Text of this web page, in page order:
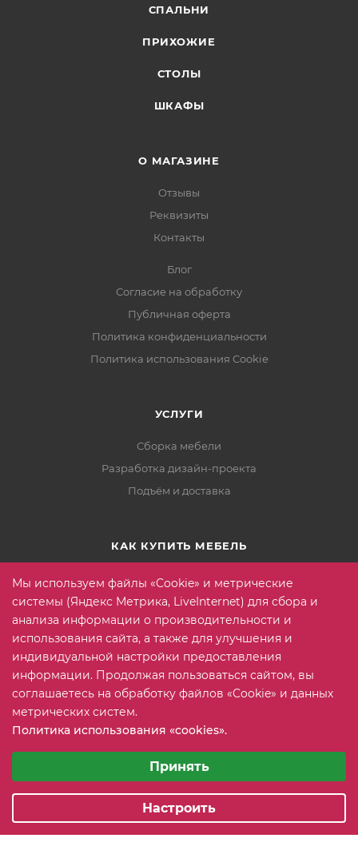
СПАЛЬНИ
ПРИХОЖИЕ
СТОЛЫ
ШКАФЫ
О МАГАЗИНЕ
Отзывы
Реквизиты
Контакты
Блог
Согласие на обработку
Публичная оферта
Политика конфиденциальности
Политика использования Cookie
УСЛУГИ
Сборка мебели
Разработка дизайн-проекта
Подъём и доставка
КАК КУПИТЬ МЕБЕЛЬ
Условия оплаты
Условия доставки
Гарантия на товар
Вопрос-ответ
+7 (815) 2 606-608 ЗАКАЗАТЬ ЗВОНОК
info@mebeler51.ru
г. Мурманск, ул. Свердлова 11Б
Мы используем файлы «Cookie» и метрические
системы (Яндекс Метрика, LiveInternet) для сбора и
анализа информации о производительности и
использования сайта, а также для улучшения и
индивидуальной настройки предоставления
информации. Продолжая пользоваться сайтом, вы
соглашаетесь на обработку файлов «Cookie» и данных
метрических систем.
Политика использования «cookies».
Аналитические/Функциональные
Принять
Настроить